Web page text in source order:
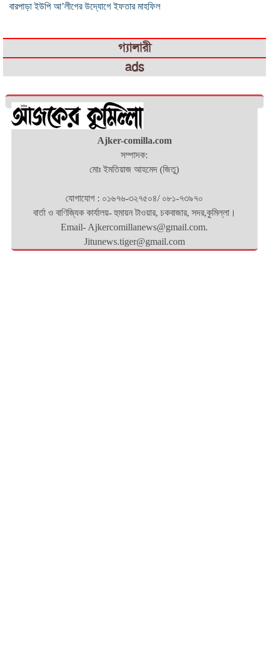
বারপাড়া ইউপি আ’লীগের উদ্যোগে ইফতার মাহফিল
গ্যালারী
ads
Ajker-comilla.com
সম্পাদক:
মোঃ ইমতিয়াজ আহমেদ (জিতু)
যোগাযোগ : ০১৬৭৬-৩২৭৫০৪/ ০৮১-৭৩৯৭০
বার্তা ও বাণিজ্যিক কার্যালয়- হুমায়ন টাওয়ার, চকবাজার, সদর,কুমিল্লা।
Email- Ajkercomillanews@gmail.com.
Jitunews.tiger@gmail.com